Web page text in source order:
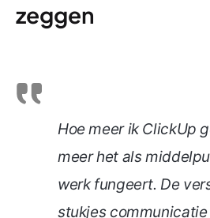
zeggen
Hoe meer ik ClickUp
meer het als
werk fungeert. De
stukjes